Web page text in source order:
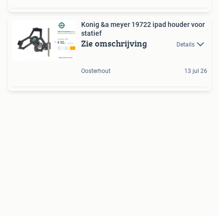
Konig &a meyer 19722 ipad houder voor
statief
Zie omschrijving Details
Oosterhout 13 jul 26